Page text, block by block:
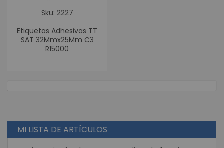
Sku: 2227
Etiquetas Adhesivas TT
SAT 32Mmx25Mm C3
R15000
MI LISTA DE ARTÍCULOS